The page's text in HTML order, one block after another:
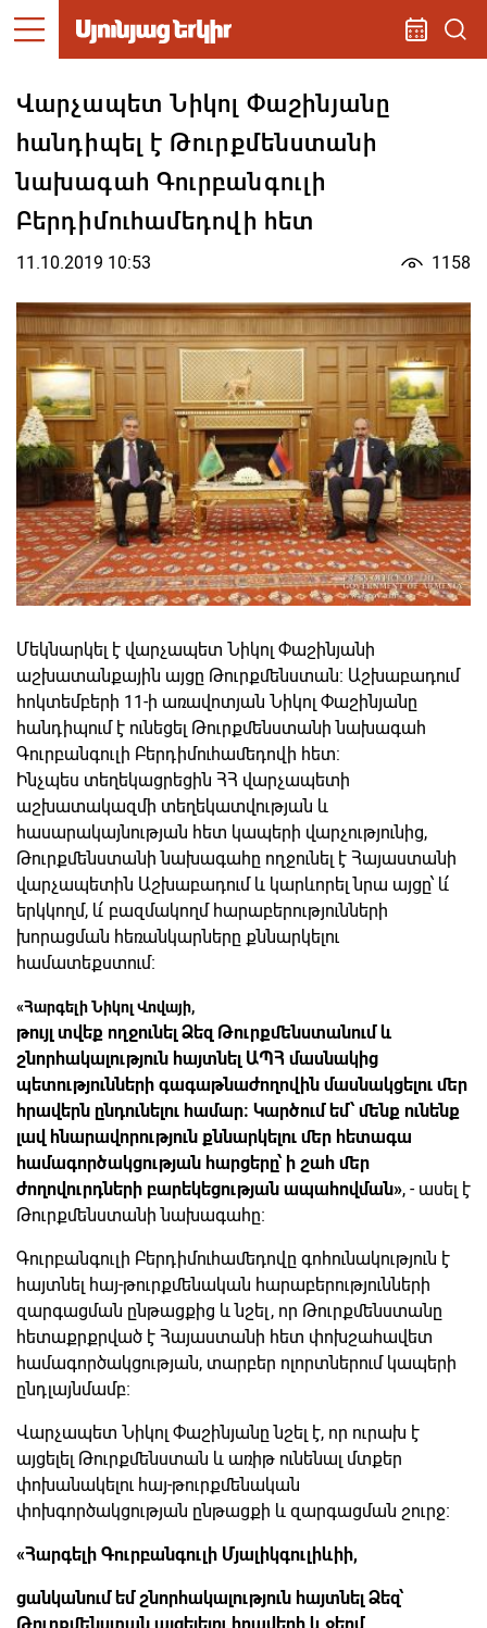
Վարչապետ Նիկոլ Փաշինյանը
հանդիպել է Թուրքմենստանի
նախագահ Գուրբանգուլի
Բերդիմուհամեդովի հետ
11.10.2019 10:53 1158
Մեկնարկել է վարչապետ Նիկոլ Փաշինյանի
աշխատանքային այցը Թուրքմենստան։ Աշխաբադում
հոկտեմբերի 11-ի առավոտյան Նիկոլ Փաշինյանը
հանդիպում է ունեցել Թուրքմենստանի նախագահ
Գուրբանգուլի Բերդիմուհամեդովի հետ:
Ինչպես տեղեկացրեցին ՀՀ վարչապետի
աշխատակազմի տեղեկատվության և
հասարակայնության հետ կապերի վարչությունից,
Թուրքմենստանի նախագահը ողջունել է Հայաստանի
վարչապետին Աշխաբադում և կարևորել նրա այցը՝ և՛
երկկողմ, և՛ բազմակողմ հարաբերությունների
խորացման հեռանկարները քննարկելու
համատեքստում։
«Հարգելի Նիկոլ Վովայի,
թույլ տվեք ողջունել Ձեզ Թուրքմենստանում և
շնորհակալություն հայտնել ԱՊՀ մասնակից
պետությունների գագաթնաժողովին մասնակցելու մեր
հրավերն ընդունելու համար։ Կարծում եմ՝ մենք ունենք
լավ հնարավորություն քննարկելու մեր հետագա
համագործակցության հարցերը՝ ի շահ մեր
ժողովուրդների բարեկեցության ապահովման», - ասել է
Թուրքմենստանի նախագահը։
Գուրբանգուլի Բերդիմուհամեդովը գոհունակություն է
հայտնել հայ-թուրքմենական հարաբերությունների
զարգացման ընթացքից և նշել, որ Թուրքմենստանը
հետաքրքրված է Հայաստանի հետ փոխշահավետ
համագործակցության, տարբեր ոլորտներում կապերի
ընդլայնմամբ։
Վարչապետ Նիկոլ Փաշինյանը նշել է, որ ուրախ է
այցելել Թուրքմենստան և առիթ ունենալ մտքեր
փոխանակելու հայ-թուրքմենական
փոխգործակցության ընթացքի և զարգացման շուրջ։
«Հարգելի Գուրբանգուլի Մյալիկգուլիևիի,
ցանկանում եմ շնորհակալություն հայտնել Ձեզ՝
Թուրքմենստան այցելելու հրավերի և ջերմ